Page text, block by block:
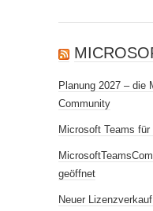
Planung 2027 – die
Community
Microsoft Teams
geöffnet
Neuer